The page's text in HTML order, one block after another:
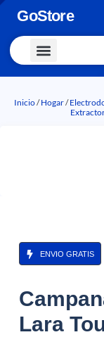
GoStore
Inicio/Hogar/
ENVIO GRATIS
Lara